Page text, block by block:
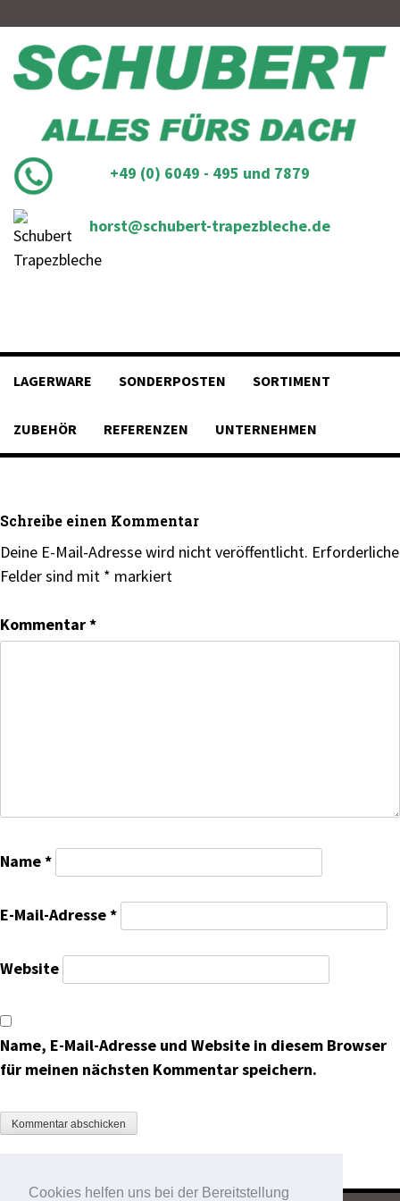
Cookies helfen uns bei der Bereitstellung
content
+49 (0) 6049 - 495 und 7879
horst@schubert-trapezbleche.de
LAGERWARE SONDERPOSTEN SORTIMENT
ZUBEHÖR REFERENZEN UNTERNEHMEN
Schreibe einen Kommentar
Deine E-Mail-Adresse wird nicht veröffentlicht. Erforderliche
Felder sind mit * markiert
Kommentar*
Name*
E-Mail-Adresse*
Website
Name, E-Mail-Adresse und Website in diesem Browser
für meinen nächsten Kommentar speichern.